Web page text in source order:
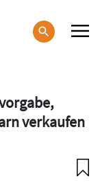
verkaufen